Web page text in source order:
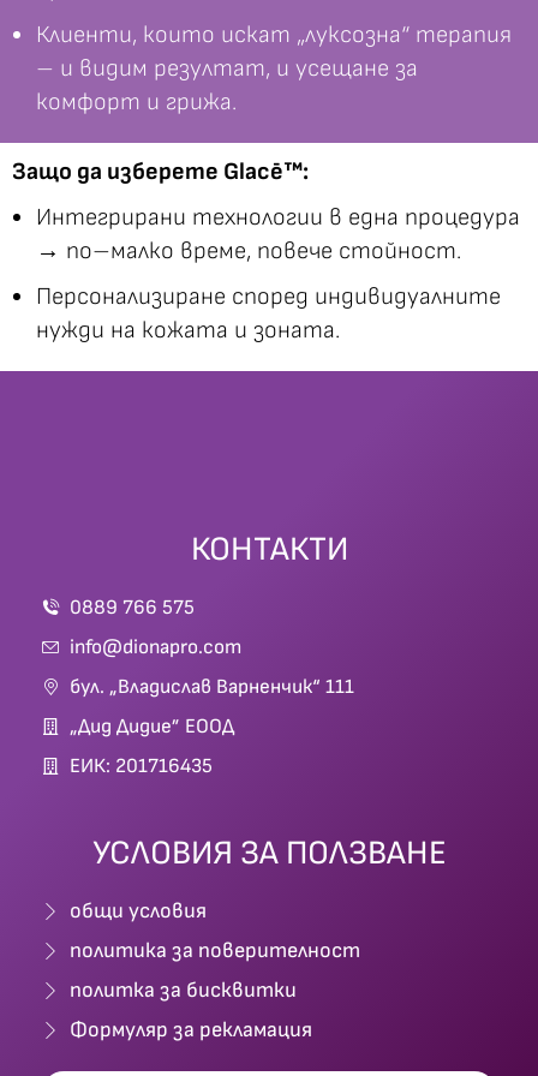
Клиенти, които искат „луксозна“ терапия
– и видим резултат, и усещане за
комфорт и грижа.
Защо да изберете Glacē™:
Интегрирани технологии в една процедура
→ по–малко време, повече стойност.
Персонализиране според индивидуалните
нужди на кожата и зоната.
КОНТАКТИ
0889 766 575
info@dionapro.com
бул. „Владислав Варненчик“ 111
„Дид Дидие” ЕООД
ЕИК: 201716435
УСЛОВИЯ ЗА ПОЛЗВАНЕ
общи условия
политика за поверителност
политка за бисквитки
Формуляр за рекламация